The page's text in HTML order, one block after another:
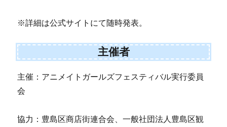
※詳細は公式サイトにて随時発表。
主催者
主催：アニメイトガールズフェスティバル実行委員
会
協力：豊島区商店街連合会、一般社団法人豊島区観